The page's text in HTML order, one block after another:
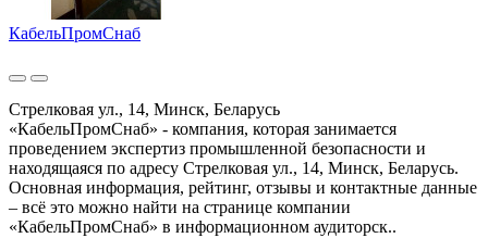
КабельПромСнаб
Стрелковая ул., 14, Минск, Беларусь
«КабельПромСнаб» - компания, которая занимается
проведением экспертиз промышленной безопасности и
находящаяся по адресу Стрелковая ул., 14, Минск, Беларусь.
Основная информация, рейтинг, отзывы и контактные данные
– всё это можно найти на странице компании
«КабельПромСнаб» в информационном аудиторск..